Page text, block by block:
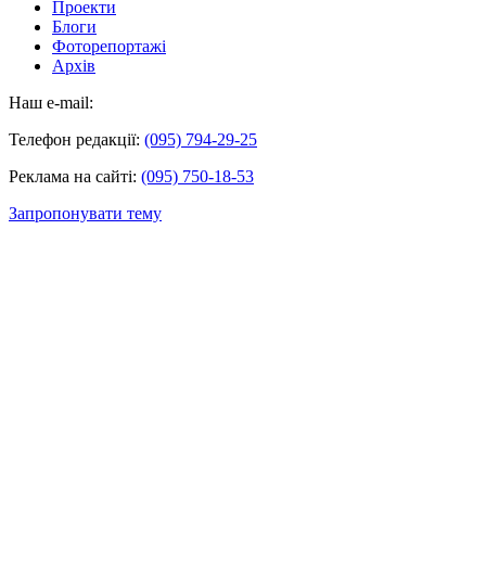
Проекти
Блоги
Фоторепортажі
Архів
Наш e-mail:
Телефон редакції: (095) 794-29-25
Реклама на сайті: (095) 750-18-53
Запропонувати тему